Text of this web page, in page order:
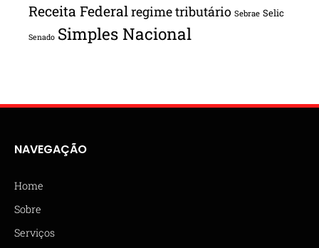
Receita Federalregime tributário Sebrae Selic
Senado Simples Nacional
NAVEGAÇÃO
Home
Sobre
Serviços